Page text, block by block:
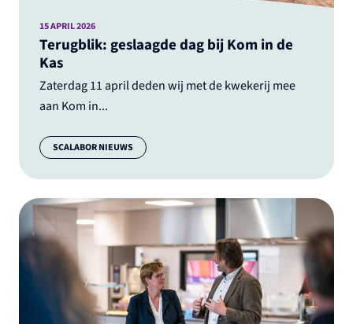
Terugblik: geslaagde dag bij Kom in de
Kas
Zaterdag 11 april deden wij met de kwekerij mee
aan Kom in...
15 APRIL 2026
Categorie:
SCALABOR NIEUWS